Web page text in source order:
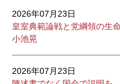
2026年07月23日
皇室典範論戦と党綱領の生
小池晃
2026年07月23日